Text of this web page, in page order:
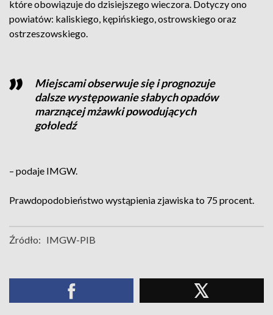
które obowiązuje do dzisiejszego wieczora. Dotyczy ono
powiatów: kaliskiego, kępińskiego, ostrowskiego oraz
ostrzeszowskiego.
Miejscami obserwuje się i prognozuje
dalsze występowanie słabych opadów
marznącej mżawki powodujących
gołoledź
– podaje IMGW.
Prawdopodobieństwo wystąpienia zjawiska to 75 procent.
Źródło: IMGW-PIB